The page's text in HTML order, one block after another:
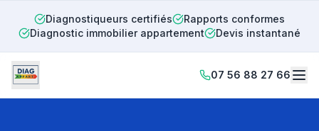
Diagnostiqueurs certifiés
Rapports conformes
Diagnostic immobilier appartement
Devis instantané
07 56 88 27 66